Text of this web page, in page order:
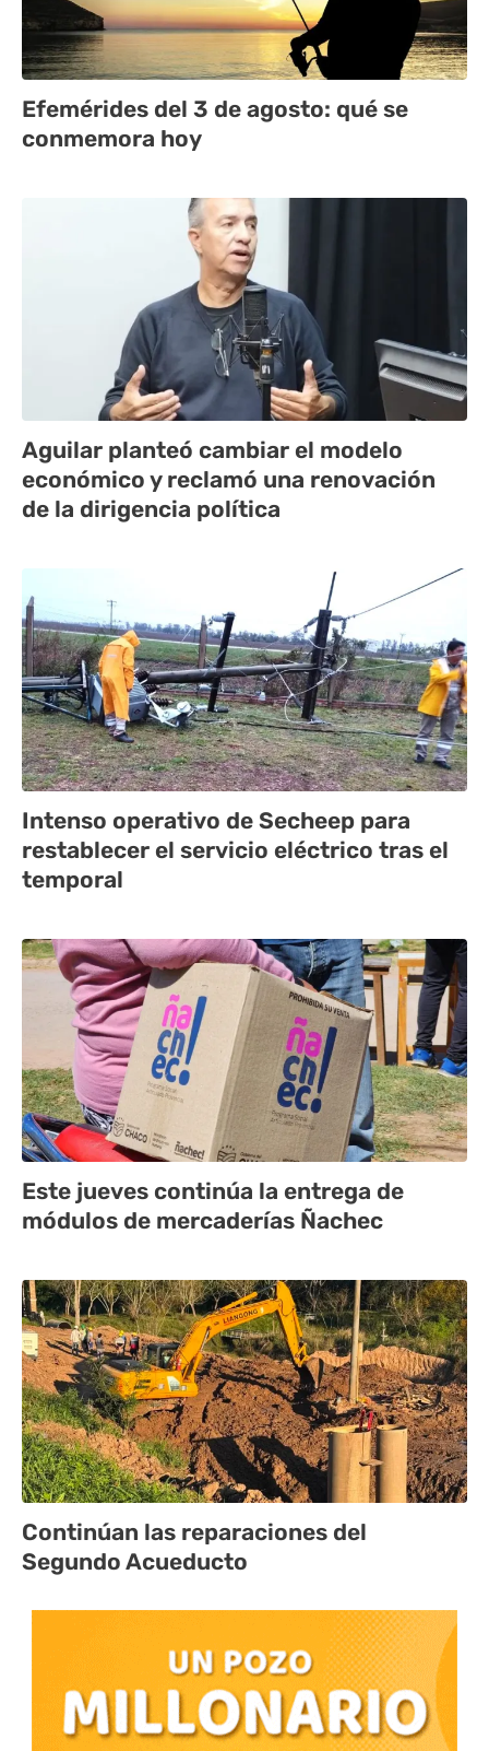
Efemérides del 3 de agosto: qué se
conmemora hoy
Aguilar planteó cambiar el modelo
económico y reclamó una renovación
de la dirigencia política
Intenso operativo de Secheep para
restablecer el servicio eléctrico tras el
temporal
Este jueves continúa la entrega de
módulos de mercaderías Ñachec
Continúan las reparaciones del
Segundo Acueducto